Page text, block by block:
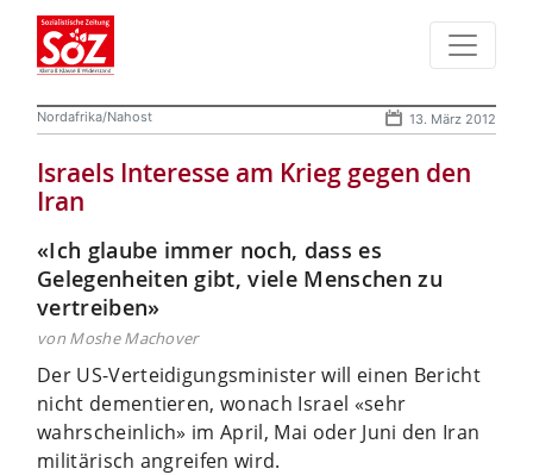
Nordafrika/Nahost 13. März 2012
Israels Interesse am Krieg gegen den
Iran
«Ich glaube immer noch, dass es
Gelegenheiten gibt, viele Menschen zu
vertreiben»
von Moshe Machover
Der US-Verteidigungsminister will einen Bericht
nicht dementieren, wonach Israel «sehr
wahrscheinlich» im April, Mai oder Juni den Iran
militärisch angreifen wird.